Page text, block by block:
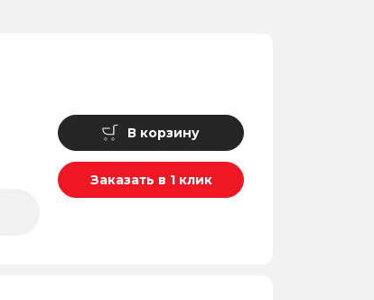
В корзину
Заказать в 1 клик